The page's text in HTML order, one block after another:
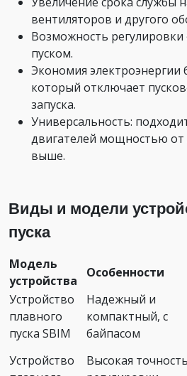
вентиляторов и другого
Возможность
пуском.
Экономия электроэнергии
который отключает
запуска.
Универсальность:
двигателей мощностью от
выше.
Виды и модели
пуска
Модель
устройства
Особенности
Устройство
плавного
пуска SBIM
Надежный и
компактный, с
байпасом
Устройство
Высокая точность